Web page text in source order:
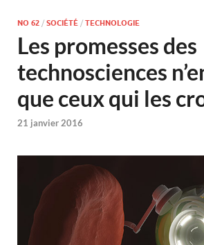
NO 62 / SOCIÉTÉ / TECHNOLOGIE
Les promesses des
technosciences
que ceux qui les
21 janvier 2016